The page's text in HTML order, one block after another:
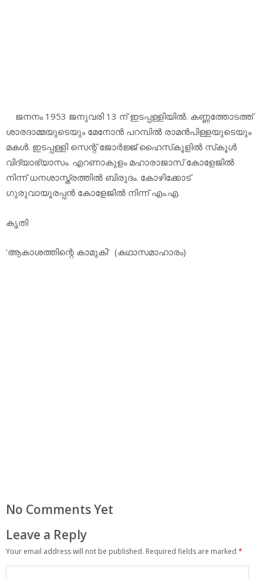
ജനനം 1953 ജനുവരി 13 ന് ഇടപ്പള്ളിയില്‍. കണ്ണത്തോടത്ത്
ശാരദാമ്മയുടെയും മേനോന്‍ പറമ്പില്‍ രാമന്‍പിള്ളയുടെയും
മകള്‍. ഇടപ്പള്ളി സെന്റ് ജോര്‍ജ്ജ് ഹൈസ്‌കൂളില്‍ സ്‌കൂള്‍
വിദ്യാഭ്യാസം. എറണാകുളം മഹാരാജാസ് കോളേജില്‍
നിന്ന് ധനശാസ്ത്രത്തില്‍ ബിരുദം. കോഴിക്കോട്
ഗുരുവായൂരപ്പന്‍ കോളേജില്‍ നിന്ന് എം.എ.
കൃതി
'ആകാശത്തിന്റെ കാമുകി' (കഥാസമാഹാരം)
No Comments Yet
Leave a Reply
Your email address will not be published. Required fields are marked *